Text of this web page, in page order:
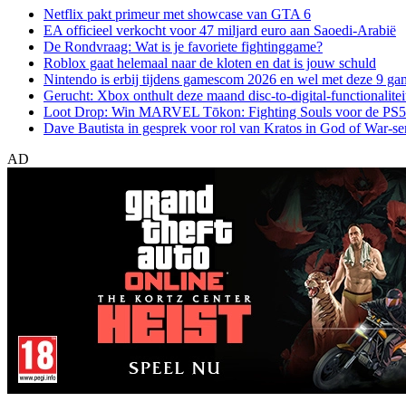
Netflix pakt primeur met showcase van GTA 6
EA officieel verkocht voor 47 miljard euro aan Saoedi-Arabië
De Rondvraag: Wat is je favoriete fightinggame?
Roblox gaat helemaal naar de kloten en dat is jouw schuld
Nintendo is erbij tijdens gamescom 2026 en wel met deze 9
Gerucht: Xbox onthult deze maand disc-to-digital-
Loot Drop: Win MARVEL Tōkon: Fighting Souls voor de PS5
Dave Bautista in gesprek voor rol van Kratos in God of War-
AD